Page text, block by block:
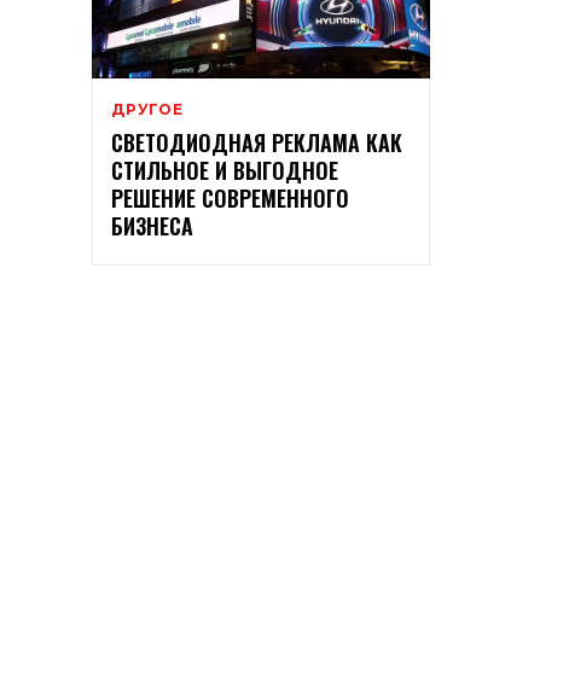
ДРУГОЕ
СВЕТОДИОДНАЯ РЕКЛАМА КАК
СТИЛЬНОЕ И ВЫГОДНОЕ
РЕШЕНИЕ СОВРЕМЕННОГО
БИЗНЕСА